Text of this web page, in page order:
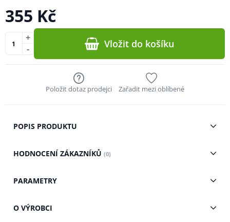
355 Kč
-
+ Vložit do košíku
Položit dotaz prodejci Zařadit mezi oblíbené
POPIS PRODUKTU
HODNOCENÍ ZÁKAZNÍKŮ (0)
PARAMETRY
O VÝROBCI